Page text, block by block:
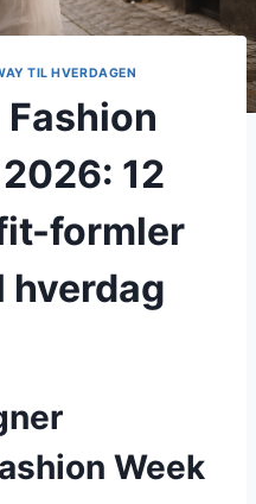
TIL HVERDAGEN
12
formler
hverdag
Week